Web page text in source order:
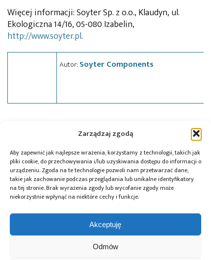
Zarządzaj zgodą
Aby zapewnić jak najlepsze wrażenia, korzystamy z technologii, takich jak
pliki cookie, do przechowywania i/lub uzyskiwania dostępu do informacji o
urządzeniu. Zgoda na te technologie pozwoli nam przetwarzać dane,
takie jak zachowanie podczas przeglądania lub unikalne identyfikatory
na tej stronie. Brak wyrażenia zgody lub wycofanie zgody może
niekorzystnie wpłynąć na niektóre cechy i funkcje.
Akceptuję
Odmów
Więcej informacji: Soyter Sp. z o.o., Klaudyn, ul.
Ekologiczna 14/16, 05-080 Izabelin,
http://www.soyter.pl.
Autor: Soyter Components
Przeczytaj również:
Polska bez
DigiKey i Shawn
Hymel: webinaria obowiązek